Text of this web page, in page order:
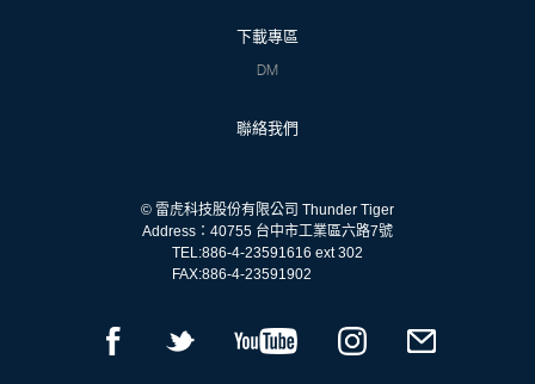
下載專區
DM
聯絡我們
© 雷虎科技股份有限公司 Thunder Tiger
Address：40755 台中市工業區六路7號
TEL:886-4-23591616 ext 302
FAX:886-4-23591902